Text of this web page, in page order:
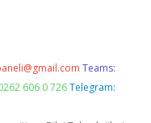
Teams:
606 0 726 Telegram: